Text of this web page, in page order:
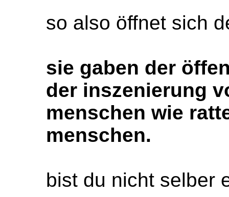
so also öffnet sich
sie gaben der
der inszenierung
menschen wie
menschen.
bist du nicht selber